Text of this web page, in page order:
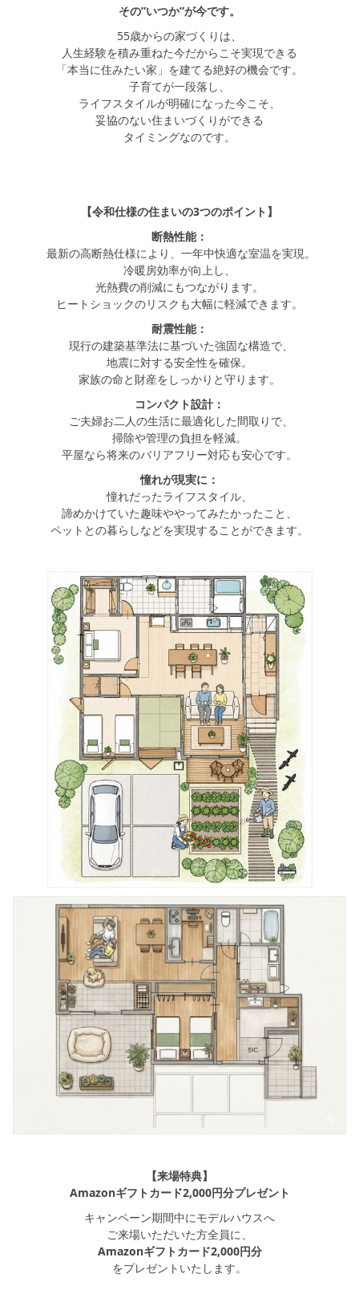
その”いつか”が今です。
55歳からの家づくりは、
人生経験を積み重ねた今だからこそ実現できる
「本当に住みたい家」を建てる絶好の機会です。
子育てが一段落し、
ライフスタイルが明確になった今こそ、
妥協のない住まいづくりができる
タイミングなのです。
【令和仕様の住まいの3つのポイント】
断熱性能：
最新の高断熱仕様により、一年中快適な室温を実現。
冷暖房効率が向上し、
光熱費の削減にもつながります。
ヒートショックのリスクも大幅に軽減できます。
耐震性能：
現行の建築基準法に基づいた強固な構造で、
地震に対する安全性を確保。
家族の命と財産をしっかりと守ります。
コンパクト設計：
ご夫婦お二人の生活に最適化した間取りで、
掃除や管理の負担を軽減。
平屋なら将来のバリアフリー対応も安心です。
憧れが現実に：
憧れだったライフスタイル、
諦めかけていた趣味ややってみたかったこと、
ペットとの暮らしなどを実現することができます。
【来場特典】
Amazonギフトカード2,000円分プレゼント
キャンペーン期間中にモデルハウスへ
ご来場いただいた方全員に、
Amazonギフトカード2,000円分
をプレゼントいたします。